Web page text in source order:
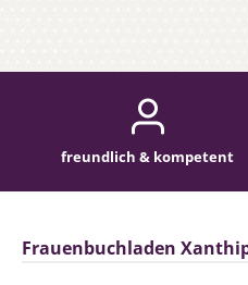
freundlich & kompetent
Frauenbuchladen